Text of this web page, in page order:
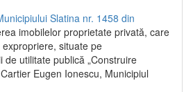
Slatina nr. 1458 din
imobilelor proprietate privată, care
situate pe
utilitate publică „Construire
Eugen Ionescu, Municipiul